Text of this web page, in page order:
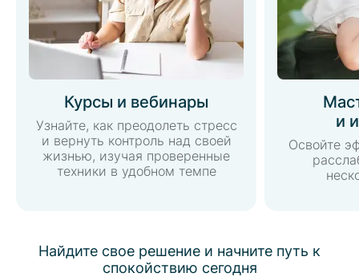
Курсы и вебинары
Узнайте, как преодолеть стресс
и вернуть контроль над своей
жизнью, изучая проверенные
техники в удобном темпе
и
Освойте
Найдите свое решение и начните путь к
спокойствию сегодня